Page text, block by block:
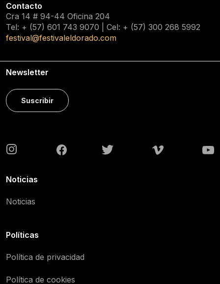
Contacto
Cra 14 # 94-44 Oficina 204
Tel: + (57) 601 743 9070 | Cel: + (57) 300 268 5992
festival@festivaleldorado.com
Newsletter
Suscribir
Noticias
Noticias
Políticas
Política de privacidad
Política de cookies